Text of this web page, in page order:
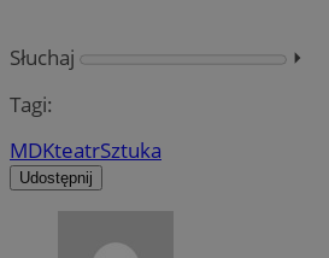
Słuchaj
⏵︎
Tagi:
MDKteatrSztuka
Udostępnij